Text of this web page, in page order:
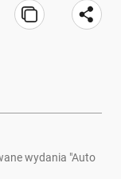
wydania "Auto